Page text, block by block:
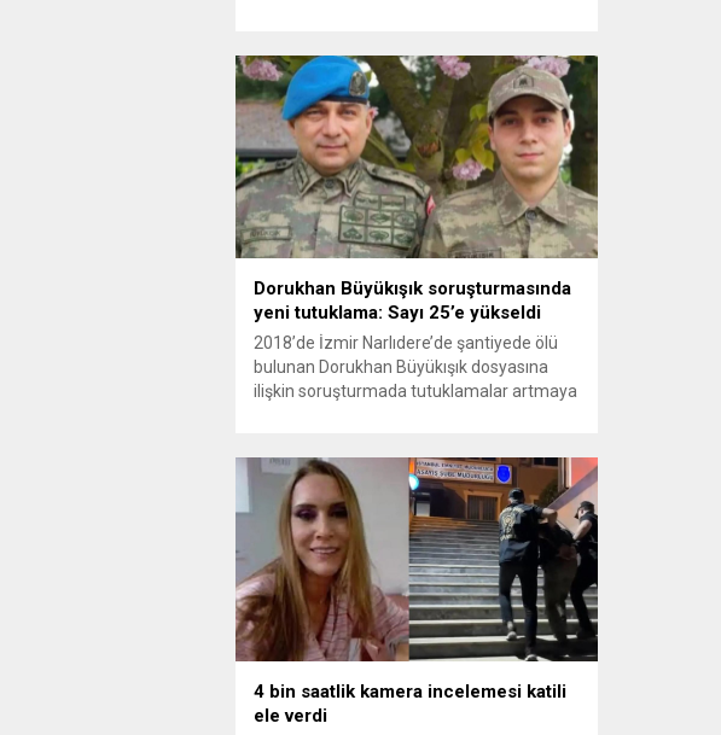
vurmasına, İran Devrim Muhafızları
Bahreyn ve Ürdün’deki Amerikan askeri
üslerini hedef alarak sert karşılık verdi.
Tahran, yeni bir ABD saldırısına anında
yanıt verileceğini duyurdu....
Dorukhan Büyükışık soruşturmasında
yeni tutuklama: Sayı 25’e yükseldi
2018’de İzmir Narlıdere’de şantiyede ölü
bulunan Dorukhan Büyükışık dosyasına
ilişkin soruşturmada tutuklamalar artmaya
tutuklanmasıyla dosyadaki tutuklu sayısı
25’e yükseldi. İzmir’in Narlıdere ilçesinde
2018 yılında şantiyede ölü bulunan
Dorukhan Büyükışık’a ilişkin yeniden açılan
soruşturmada tutuklamalar genişliyor. Son
olarak dönemin...
4 bin saatlik kamera incelemesi katili
ele verdi